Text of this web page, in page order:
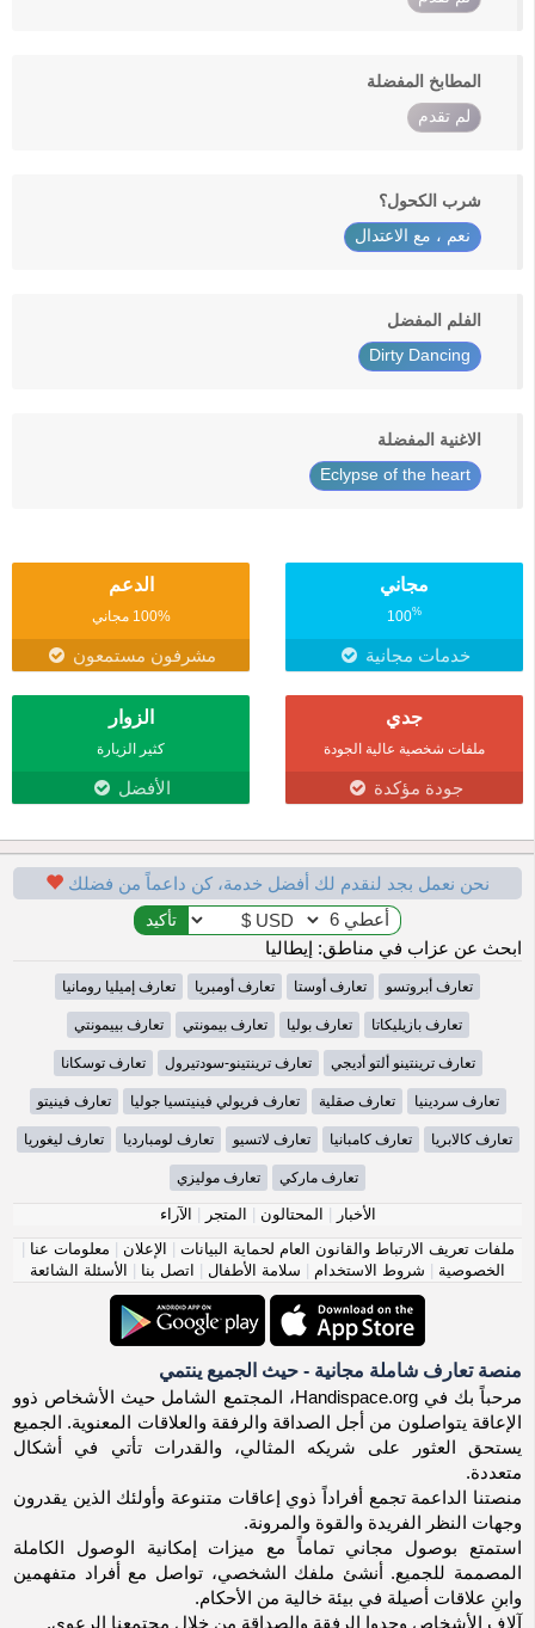
المطابخ المفضلة
لم تقدم
شرب الكحول؟
نعم ، مع الاعتدال
الفلم المفضل
Dirty Dancing
الاغنية المفضلة
Eclypse of the heart
مجاني
100%
خدمات مجانية
الدعم
100% مجاني
مشرفون مستمعون
جدي
ملفات شخصية عالية الجودة
جودة مؤكدة
الزوار
كثير الزيارة
الأفضل
نحن نعمل بجد لنقدم لك أفضل خدمة، كن داعماً من فضلك
ابحث عن عزاب في مناطق: إيطاليا
تعارف أبروتسو تعارف أوستا تعارف أومبريا تعارف إميليا رومانيا
تعارف بازيليكاتا تعارف بوليا تعارف بيمونتي تعارف بييمونتي
تعارف ترينتينو ألتو أديجي تعارف ترينتينو-سودتيرول تعارف توسكانا
تعارف سردينيا تعارف صقلية تعارف فريولي فينيتسيا جوليا تعارف فينيتو
تعارف كالابريا تعارف كامبانيا تعارف لاتسيو تعارف لومبارديا تعارف ليغوريا
تعارف ماركي تعارف موليزي
الأخبار | المحتالون | المتجر | الآراء
ملفات تعريف الارتباط والقانون العام لحماية البيانات | الإعلان | معلومات عنا |
الخصوصية | شروط الاستخدام | سلامة الأطفال | اتصل بنا | الأسئلة الشائعة
منصة تعارف شاملة مجانية - حيث الجميع ينتمي
مرحباً بك في Handispace.org، المجتمع الشامل حيث الأشخاص ذوو
الإعاقة يتواصلون من أجل الصداقة والرفقة والعلاقات المعنوية. الجميع
يستحق العثور على شريكه المثالي، والقدرات تأتي في أشكال
متعددة.
منصتنا الداعمة تجمع أفراداً ذوي إعاقات متنوعة وأولئك الذين يقدرون
وجهات النظر الفريدة والقوة والمرونة.
استمتع بوصول مجاني تماماً مع ميزات إمكانية الوصول الكاملة
المصممة للجميع. أنشئ ملفك الشخصي، تواصل مع أفراد متفهمين
وابنِ علاقات أصيلة في بيئة خالية من الأحكام.
آلاف الأشخاص وجدوا الرفقة والصداقة من خلال مجتمعنا الرعوي.